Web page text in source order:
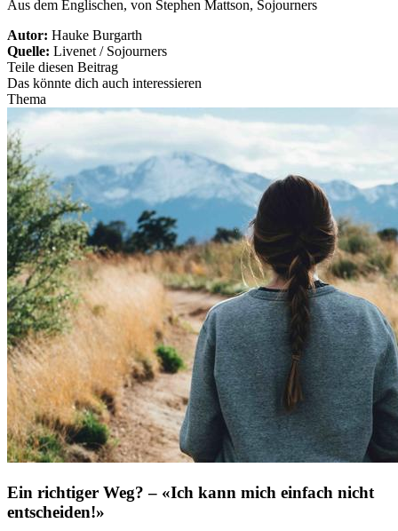
Aus dem Englischen, von Stephen Mattson, Sojourners
Autor: Hauke Burgarth
Quelle: Livenet / Sojourners
Teile diesen Beitrag
Das könnte dich auch interessieren
Thema
Ein richtiger Weg? – «Ich kann mich einfach nicht
entscheiden!»